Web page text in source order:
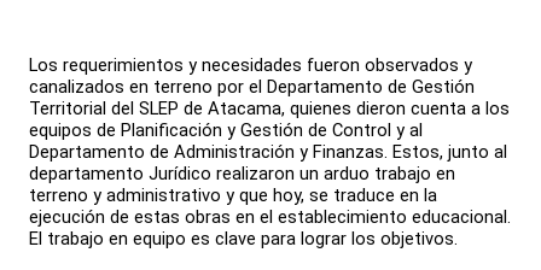
Los requerimientos y necesidades fueron observados y
canalizados en terreno por el Departamento de Gestión
Territorial del SLEP de Atacama, quienes dieron cuenta a los
equipos de Planificación y Gestión de Control y al
Departamento de Administración y Finanzas. Estos, junto al
departamento Jurídico realizaron un arduo trabajo en
terreno y administrativo y que hoy, se traduce en la
ejecución de estas obras en el establecimiento educacional.
El trabajo en equipo es clave para lograr los objetivos.